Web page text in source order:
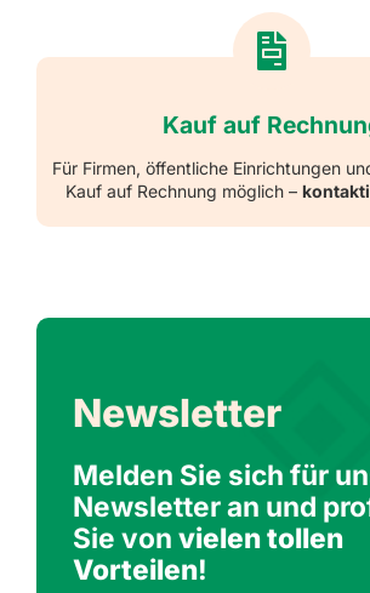
Kauf auf
Für Firmen, öffentliche Einrichtungen
Kauf auf Rechnung möglich –
Newsletter
Melden Sie sich für
Newsletter an und
Sie von vielen tollen
Vorteilen!